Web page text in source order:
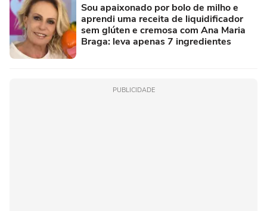
Sou apaixonado por bolo de milho e
aprendi uma receita de liquidificador
sem glúten e cremosa com Ana Maria
Braga: leva apenas 7 ingredientes
PUBLICIDADE